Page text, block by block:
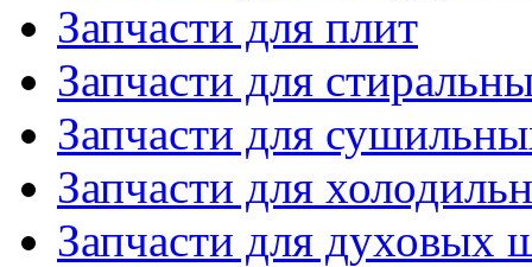
Запчасти для плит
Запчасти для
Запчасти для
Запчасти для
Запчасти для духовых